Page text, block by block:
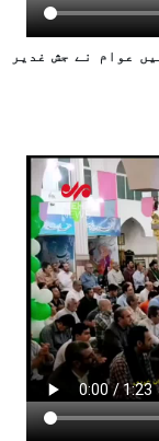
عوام نے جش غدیر